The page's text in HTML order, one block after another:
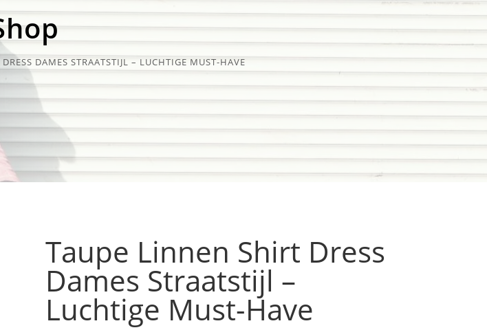
DAMES STRAATSTIJL – LUCHTIGE MUST-HAVE
Taupe Linnen Shirt Dress
Dames Straatstijl –
Luchtige Must-Have